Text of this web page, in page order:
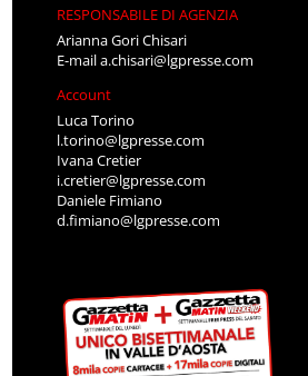
RESPONSABILE DI AGENZIA
Arianna Gori Chisari
E-maila.chisari@lgpresse.com
Account
Luca Torino
l.torino@lgpresse.com
Ivana Cretier
i.cretier@lgpresse.com
Daniele Fimiano
d.fimiano@lgpresse.com